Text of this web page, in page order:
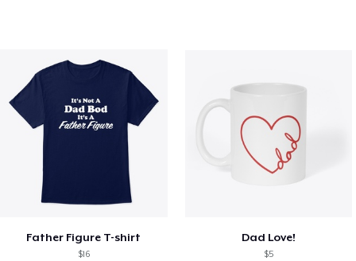
Father Figure T-shirt
$16
Dad Love!
$5